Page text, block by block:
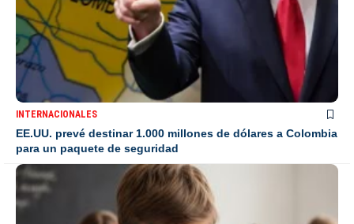
INTERNACIONALES
EE.UU. prevé destinar 1.000 millones de dólares a Colombia
para un paquete de seguridad